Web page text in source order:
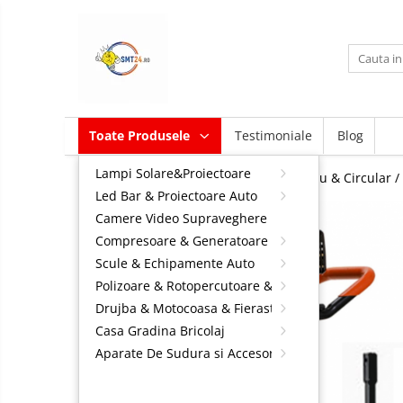
Toate Produsele
Proiectoare Led
Aplice Led-Neoane
Lampi Solare Stradale
Lampi Stradale
Led Bar
&
Proiectoare
Auto
Proiectoare Auto,Atv,Moto
Video
Supraveghere
Compresoare
&
Generatoare
Scule
&
Echipamente
Polizoare
&
Rotopercutoare
&
Bormasina
Drujba &
Motocoasa
&
Toate Produsele
Lampi Solare&Proiectoare
Led Bar & Proiectoare Auto
Camere Video Supraveghere
Compresoare & Generatoare
Scule & Echipamente Auto
Polizoare & Rotopercutoare & Bormasina
Drujba & Motocoasa & Fierastrau & Circular
Casa Gradina Bricolaj
Aparate De Sudura si Accesorii
Testimoniale Blog
Home / Drujba & Motocoasa & Fierastrau & Circular /
-7% NOU